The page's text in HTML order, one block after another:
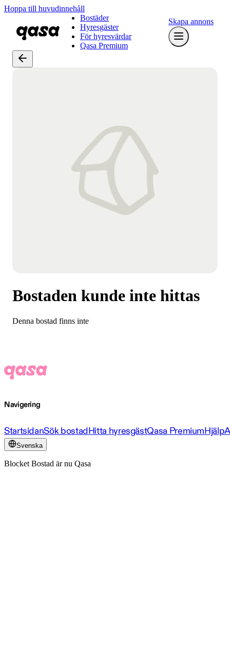
Hoppa till huvudinnehåll
Bostäder
Hyresgäster
För hyresvärdar
Qasa Premium
Skapa annons
Bostaden kunde inte hittas
Denna bostad finns inte
Navigering
StartsidanSök bostadHitta hyresgästQasa PremiumHjälp
Svenska
Blocket Bostad är nu Qasa